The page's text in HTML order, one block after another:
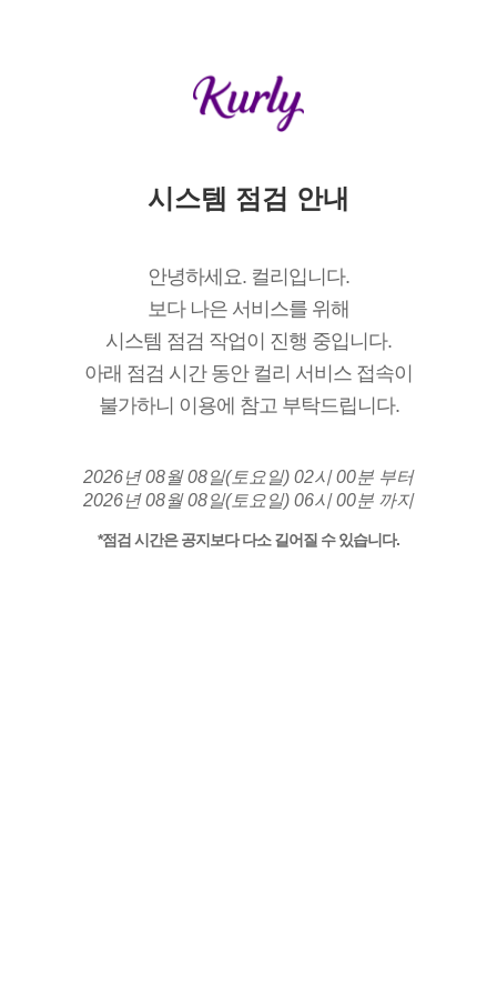
시스템 점검 안내
안녕하세요. 컬리입니다.
보다 나은 서비스를 위해
시스템 점검 작업이 진행 중입니다.
아래 점검 시간 동안 컬리 서비스 접속이
불가하니 이용에 참고 부탁드립니다.
2026년 08월 08일(토요일) 02시 00분 부터
2026년 08월 08일(토요일) 06시 00분 까지
*점검 시간은 공지보다 다소 길어질 수 있습니다.